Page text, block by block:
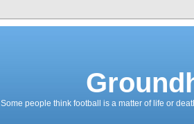
Some people think football is a matter of life or